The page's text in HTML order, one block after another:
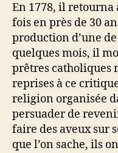
En 1778, il
fois en près de 30
production d’une
quelques mois, il
prêtres catholiques
reprises à ce
religion organisée
persuader de
faire des aveux sur
que l’on sache, ils